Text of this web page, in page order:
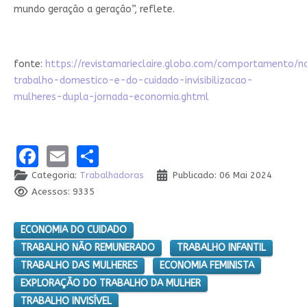
mundo geração a geração”, reflete.
fonte: https://revistamarieclaire.globo.com/comportamento/
trabalho-domestico-e-do-cuidado-invisibilizacao-
mulheres-dupla-jornada-economia.ghtml
Facebook
EmailShare
Categoria: Trabalhadoras
Publicado: 06 Mai 2024
Acessos: 9335
ECONOMIA DO CUIDADO
TRABALHO NÃO REMUNERADO
TRABALHO INFANTIL
TRABALHO DAS MULHERES
ECONOMIA FEMINISTA
EXPLORAÇÃO DO TRABALHO DA MULHER
TRABALHO INVISÍVEL